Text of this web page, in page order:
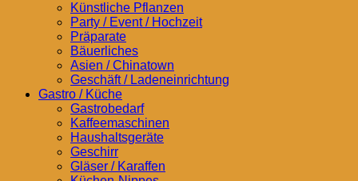
Künstliche Pflanzen
Party / Event / Hochzeit
Präparate
Bäuerliches
Asien / Chinatown
Geschäft / Ladeneinrichtung
Gastro / Küche
Gastrobedarf
Kaffeemaschinen
Haushaltsgeräte
Geschirr
Gläser / Karaffen